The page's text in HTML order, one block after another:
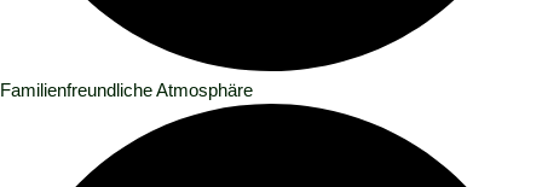
Familienfreundliche Atmosphäre